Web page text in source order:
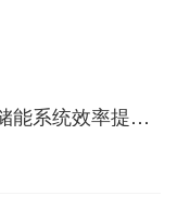
燃煤电厂装上“充电宝”，我国新型储能系统效率提升2.24%